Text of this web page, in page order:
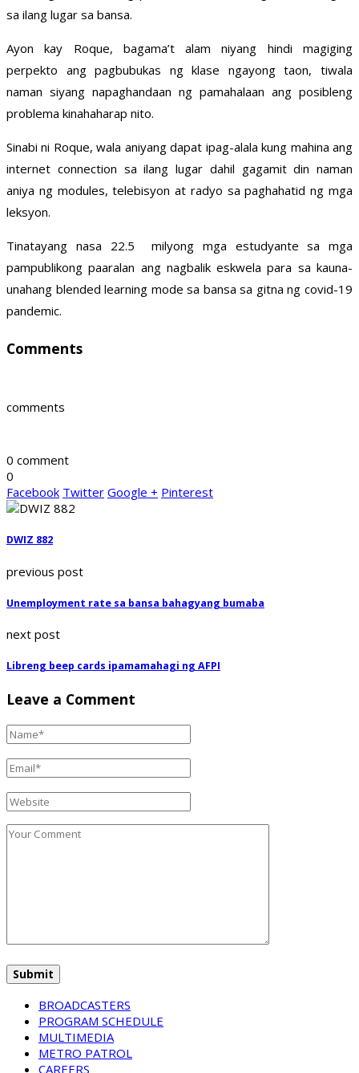
sa ilang lugar sa bansa.
Ayon kay Roque, bagama’t alam niyang hindi magiging
perpekto ang pagbubukas ng klase ngayong taon, tiwala
naman siyang napaghandaan ng pamahalaan ang posibleng
problema kinahaharap nito.
Sinabi ni Roque, wala aniyang dapat ipag-alala kung mahina ang
internet connection sa ilang lugar dahil gagamit din naman
aniya ng modules, telebisyon at radyo sa paghahatid ng mga
leksyon.
Tinatayang nasa 22.5 milyong mga estudyante sa mga
pampublikong paaralan ang nagbalik eskwela para sa kauna-
unahang blended learning mode sa bansa sa gitna ng covid-19
pandemic.
Comments
comments
0 comment
0
Facebook Twitter Google + Pinterest
DWIZ 882
previous post
Unemployment rate sa bansa bahagyang bumaba
next post
Libreng beep cards ipamamahagi ng AFPI
Leave a Comment
BROADCASTERS
PROGRAM SCHEDULE
MULTIMEDIA
METRO PATROL
CAREERS